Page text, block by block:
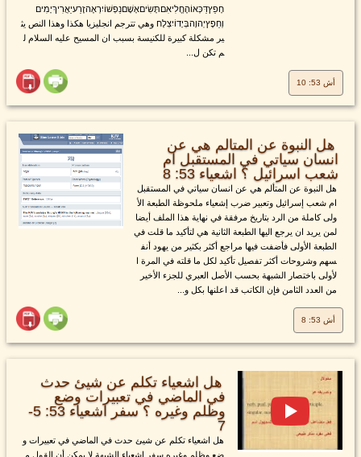
חָפֵץדַּכְּאוֹהֶחֱלִיאִםתָּשִׂיםאָשָׁםנַפְשׁוֹיִרְאֶהזֶרַעיַאֲרִיךְיָמִים
וְחֵפֶץיְהוָהבְּיָדוֹיִצְלָח وهي تترجم انجليزيا هكذا وهذا النص يث
ير مشكلة كبيرة للكنيسة بسبب ان المسيح عليه السلام ل
م تكن ل...
أش 53: 10
هل النبوة عن المتالم هي عن
انسان سياتي في المستقبل ام
شعب اسرائيل ؟ اشعياء 53: 8
هل النبوة عن المتألم هي عن انسان سياتي في المستقبل
ام شعب إسرائيل وتعبير ضرب إشعياء ملحوظة الطبعة الأ
ولى كاملة من الرد بتاريخ مرفقة في نهاية هذا الملف أيضا
لمن يريد ان يرجع اليها الطبعة الثانية هي لتأكيد ما قلت في
الطبعة الأولى فأضفت فيها مراجع أكثر بكثير من يهود أنف
سهم وشروحات أكثر تفصيل تأكيد لكل ما قلته في المرة ا
لأولى باختصار الشبهة بحسب الأصل العبري للجزء الأخير
من العدد الثامن فإن الكاتب قد اعلنها بكل و...
أش 53: 8
هل اشعياء تكلم عن شيئ حدث
في الماضي في تعبيرات وضع
وظلم وغيره ؟ سفر اشعياء 53: 5-
7
هل اشعياء تكلم عن شيئ حدث في الماضي في تعبيرات و
ضع وظلم وغيره سفر اشعياء الشبهة لا يمكن أن القول م